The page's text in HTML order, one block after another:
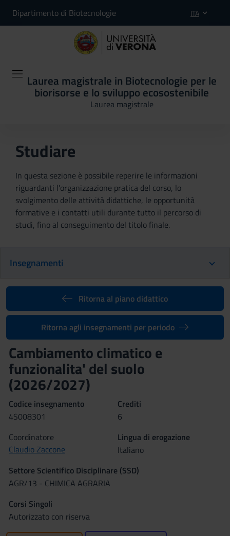
Dipartimento di Biotecnologie ITA
Laurea magistrale in Biotecnologie per le
biorisorse e lo sviluppo ecosostenibile
Laurea magistrale
Studiare
In questa sezione è possibile reperire le informazioni
riguardanti l'organizzazione pratica del corso, lo
svolgimento delle attività didattiche, le opportunità
formative e i contatti utili durante tutto il percorso di
studi, fino al conseguimento del titolo finale.
Insegnamenti
Ritorna al piano didattico
Ritorna agli insegnamenti per periodo
Cambiamento climatico e
funzionalita' del suolo
(2026/2027)
Codice insegnamento
4S008301
Crediti
6
Coordinatore
Claudio Zaccone
Lingua di erogazione
Italiano
Settore Scientifico Disciplinare (SSD)
AGR/13 - CHIMICA AGRARIA
Corsi Singoli
Autorizzato con riserva